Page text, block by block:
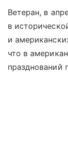
Ветеран, в
в
и
что в
празднований